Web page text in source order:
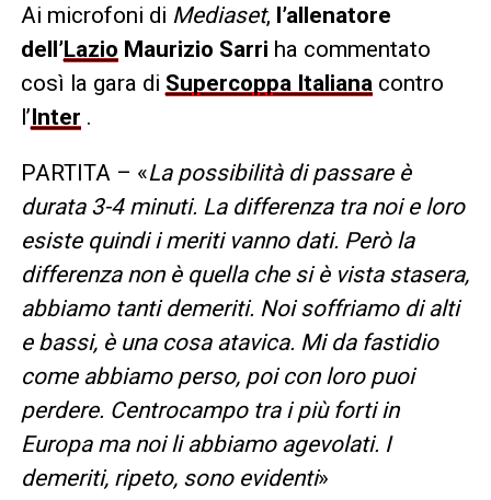
Ai microfoni di Mediaset, l’allenatore
dell’Lazio Maurizio Sarri ha commentato
così la gara di Supercoppa Italiana contro
l’Inter .
PARTITA – «La possibilità di passare è
durata 3-4 minuti. La differenza tra noi e loro
esiste quindi i meriti vanno dati. Però la
differenza non è quella che si è vista stasera,
abbiamo tanti demeriti. Noi soffriamo di alti
e bassi, è una cosa atavica. Mi da fastidio
come abbiamo perso, poi con loro puoi
perdere. Centrocampo tra i più forti in
Europa ma noi li abbiamo agevolati. I
demeriti, ripeto, sono evidenti»